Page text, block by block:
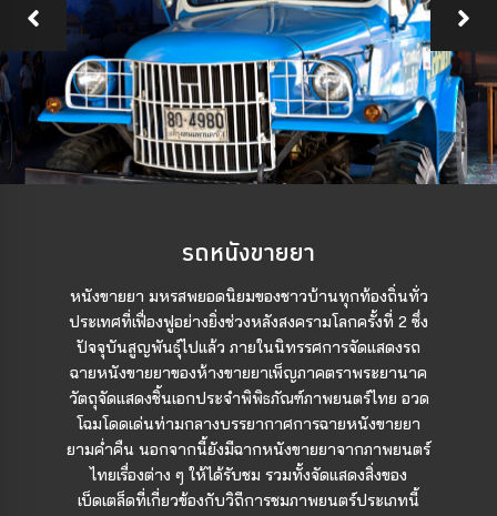
รถหนังขายยา
หนังขายยา มหรสพยอดนิยมของชาวบ้านทุกท้องถิ่นทั่ว
ประเทศที่เฟื่องฟูอย่างยิ่งช่วงหลังสงครามโลกครั้งที่ 2 ซึ่ง
ปัจจุบันสูญพันธุ์ไปแล้ว ภายในนิทรรศการจัดแสดงรถ
ฉายหนังขายยาของห้างขายยาเพ็ญภาคตราพระยานาค
วัตถุจัดแสดงชิ้นเอกประจำพิพิธภัณฑ์ภาพยนตร์ไทย อวด
โฉมโดดเด่นท่ามกลางบรรยากาศการฉายหนังขายยา
ยามค่ำคืน นอกจากนี้ยังมีฉากหนังขายยาจากภาพยนตร์
ไทยเรื่องต่าง ๆ ให้ได้รับชม รวมทั้งจัดแสดงสิ่งของ
เบ็ดเตล็ดที่เกี่ยวข้องกับวิถีการชมภาพยนตร์ประเภทนี้